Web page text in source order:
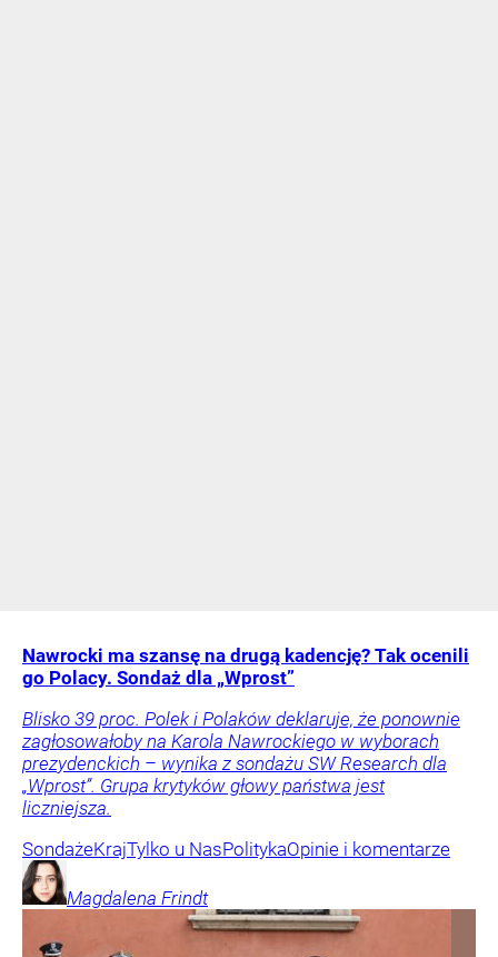
Nawrocki ma szansę na drugą kadencję? Tak ocenili
go Polacy. Sondaż dla „Wprost”
Blisko 39 proc. Polek i Polaków deklaruje, że ponownie
zagłosowałoby na Karola Nawrockiego w wyborach
prezydenckich – wynika z sondażu SW Research dla
„Wprost”. Grupa krytyków głowy państwa jest
liczniejsza.
SondażeKrajTylko u NasPolitykaOpinie i komentarze
Magdalena Frindt